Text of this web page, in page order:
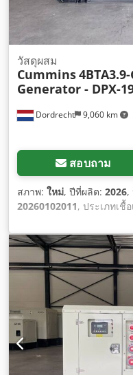
Dordrecht 9,060 km
วัสดุผสม
Cummins
Generator - DPX-
สอบถาม
สภาพ: ใหม่, ปีที่ผลิต: 2026,
20260102011, ประเภทเชื้